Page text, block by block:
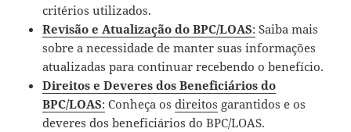
critérios utilizados.
Revisão e Atualização do BPC/LOAS: Saiba mais
sobre a necessidade de manter suas informações
atualizadas para continuar recebendo o benefício.
Direitos e Deveres dos Beneficiários do
BPC/LOAS: Conheça osdireitos garantidos e os
deveres dos beneficiários do BPC/LOAS.